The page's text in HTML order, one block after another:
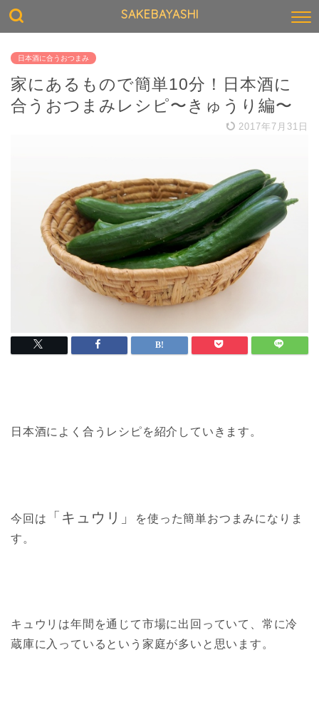
SAKEBAYASHI
日本酒に合うおつまみ
家にあるもので簡単10分！日本酒に
合うおつまみレシピ〜きゅうり編〜
2017年7月31日
日本酒によく合うレシピを紹介していきます。
今回は 「 キュウリ 」
を使った簡単おつまみになりま
す。
キュウリは年間を通じて市場に出回っていて、常に冷
蔵庫に入っているという家庭が多いと思います。